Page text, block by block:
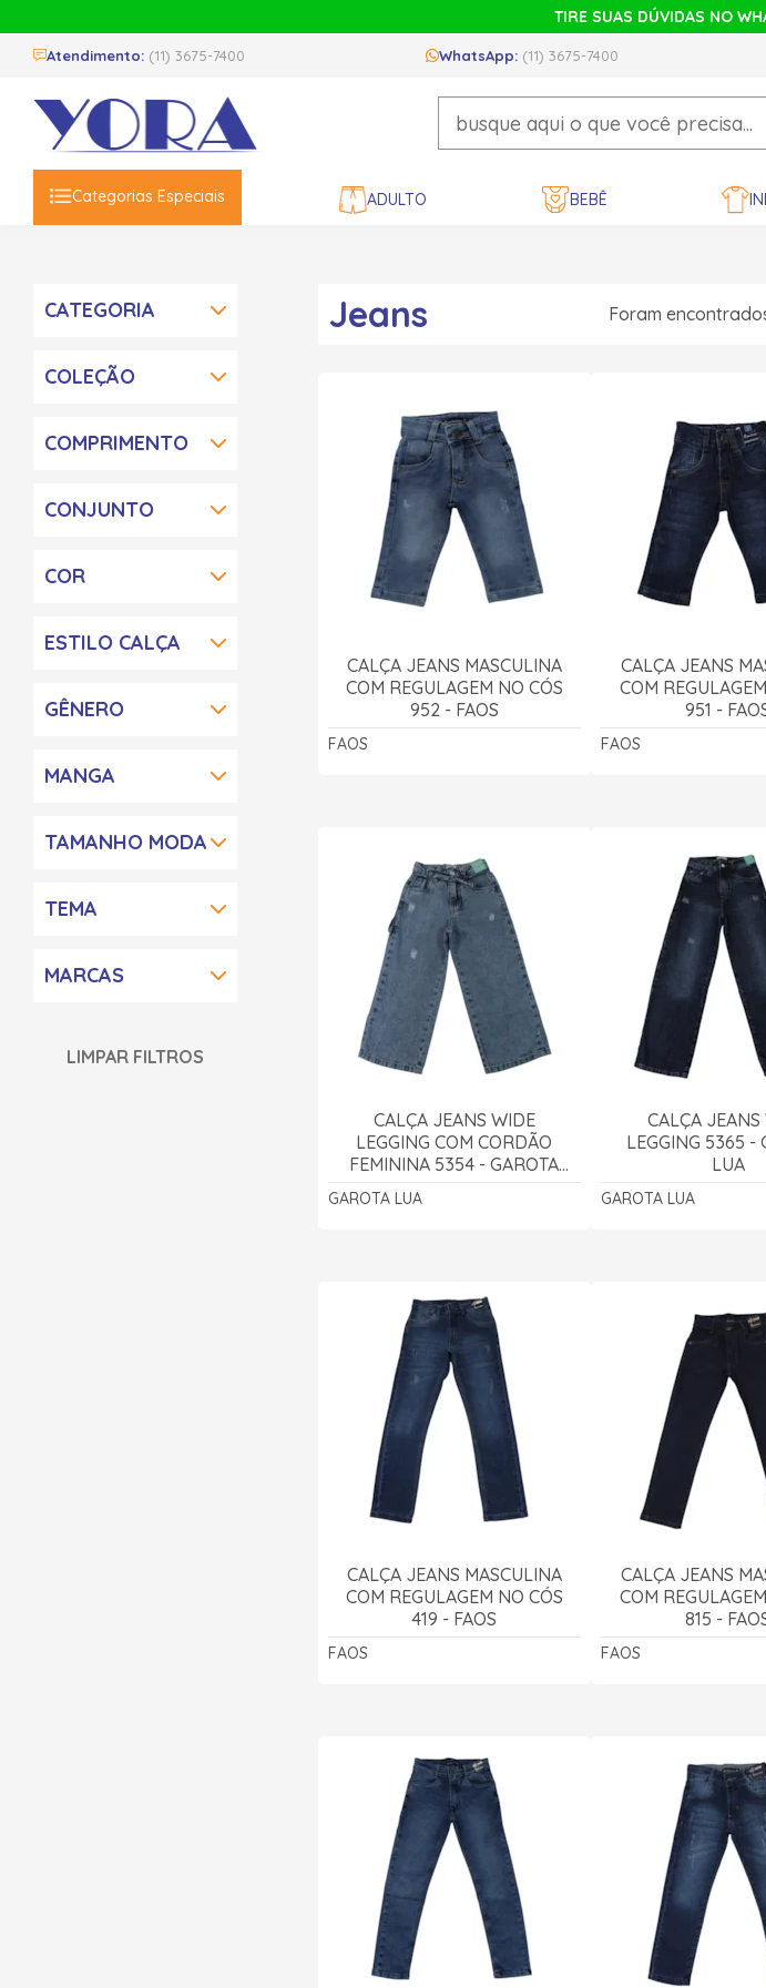
TIRE SUAS DÚVIDAS NO
Atendimento: (11) 3675-7400 WhatsApp: (11) 3675-7400
Categorias Especiais ADULTO BEBÊ
COLEÇÃO
COMPRIMENTO
CONJUNTO
COR
ESTILO CALÇA
GÊNERO
MANGA
TAMANHO MODA
TEMA
CATEGORIA
MARCAS
LIMPAR FILTROS
Jeans Foram
CALÇA JEANS MASCULINA
COM REGULAGEM NO CÓS
952 - FAOS
FAOS
CALÇA JEANS
COM
951 -
FAOS
CALÇA JEANS WIDE
LEGGING COM CORDÃO
FEMININA 5354 - GAROTA
LUA
GAROTA LUA
CALÇA JEANS
LEGGING 5365 -
LUA
GAROTA LUA
CALÇA JEANS MASCULINA
COM REGULAGEM NO CÓS
419 - FAOS
FAOS
CALÇA JEANS
COM
815 -
FAOS